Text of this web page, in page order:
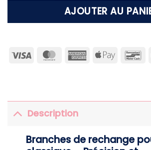
AJOUTER AU
Visa MasterCardAmericanApple
Description
Branches de rechange